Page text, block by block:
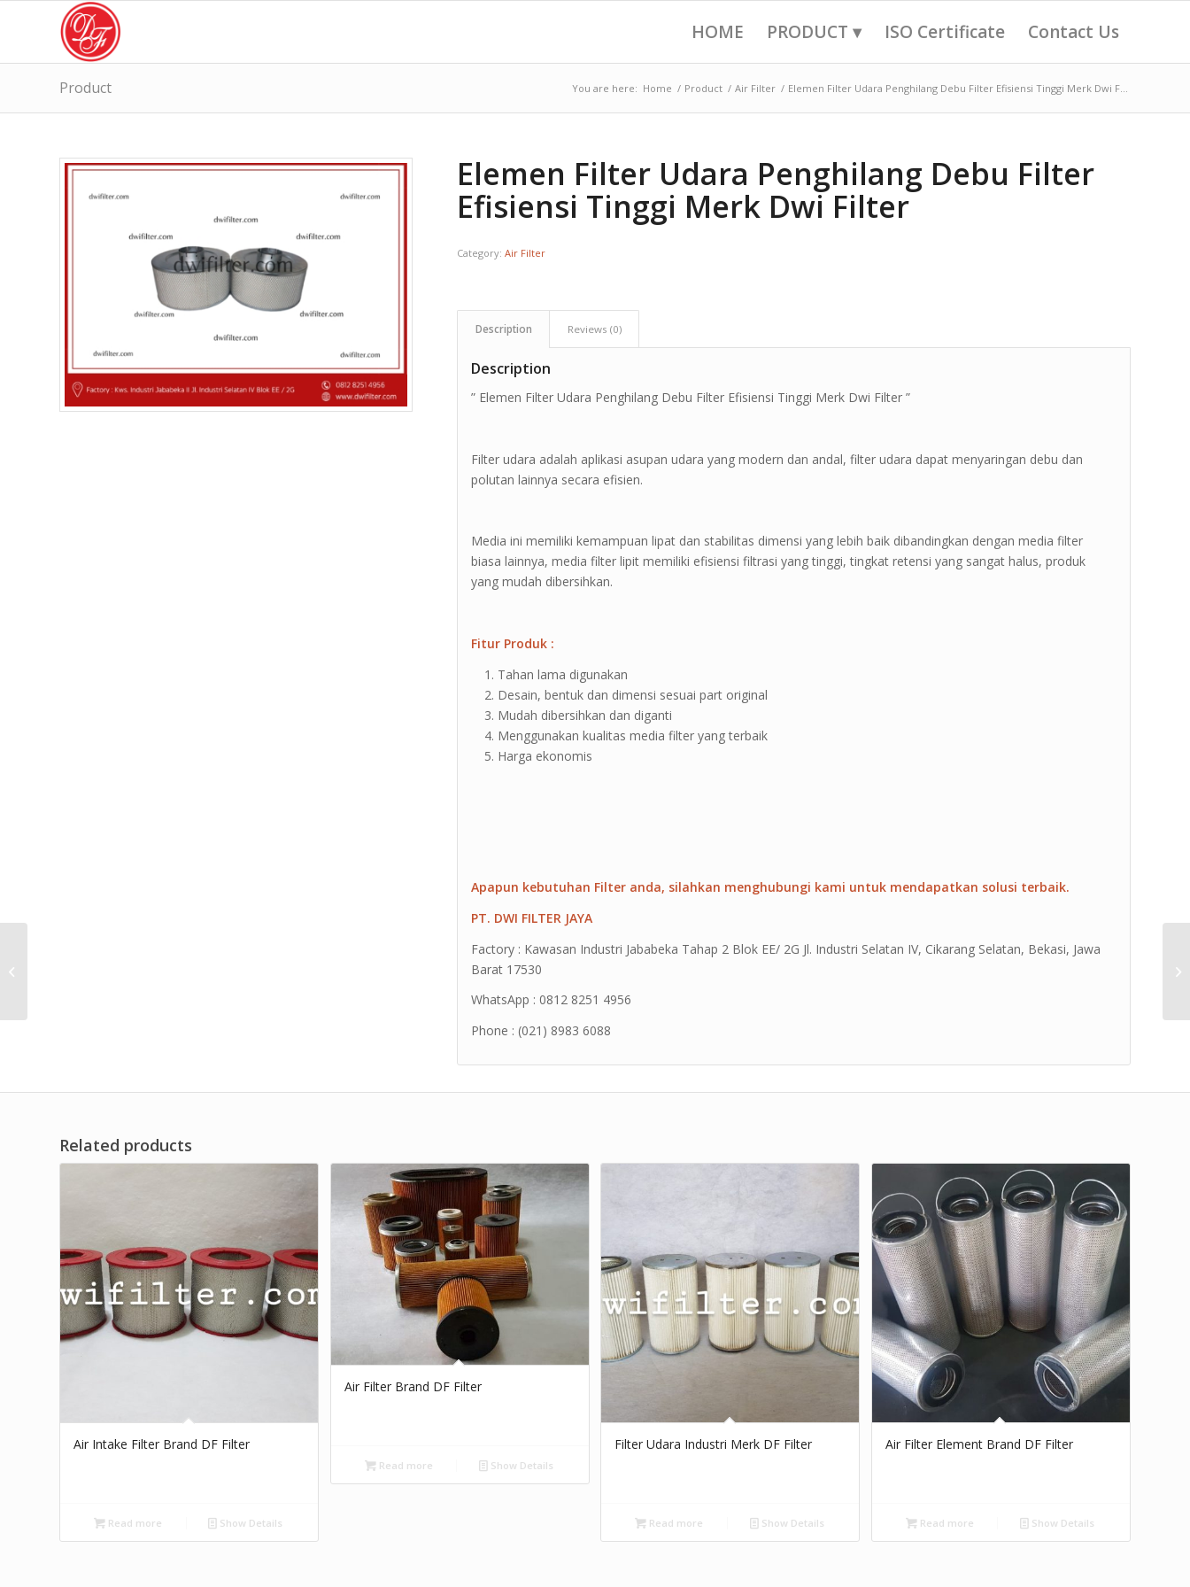
HOME PRODUCT ▾ ISO Certificate Contact Us
Product You are here: Home / Product / Air Filter / Elemen Filter Udara Penghilang Debu Filter Efisiensi Tinggi Merk Dwi F...
Elemen Filter Udara Penghilang Debu Filter
Efisiensi Tinggi Merk Dwi Filter
Category:Air Filter
Description Reviews (0)
Description
” Elemen Filter Udara Penghilang Debu Filter Efisiensi Tinggi Merk Dwi Filter ”
Filter udara adalah aplikasi asupan udara yang modern dan andal, filter udara dapat menyaringan debu dan
polutan lainnya secara efisien.
Media ini memiliki kemampuan lipat dan stabilitas dimensi yang lebih baik dibandingkan dengan media filter
biasa lainnya, media filter lipit memiliki efisiensi filtrasi yang tinggi, tingkat retensi yang sangat halus, produk
yang mudah dibersihkan.
Fitur Produk :
Tahan lama digunakan
Desain, bentuk dan dimensi sesuai part original
Mudah dibersihkan dan diganti
Menggunakan kualitas media filter yang terbaik
Harga ekonomis
Apapun kebutuhan Filter anda, silahkan menghubungi kami untuk mendapatkan solusi terbaik.
PT. DWI FILTER JAYA
Factory : Kawasan Industri Jababeka Tahap 2 Blok EE/ 2G Jl. Industri Selatan IV, Cikarang Selatan, Bekasi, Jawa
Barat 17530
WhatsApp : 0812 8251 4956
Phone : (021) 8983 6088
Related products
Air Intake Filter Brand DF Filter
Read more Show Details
Air Filter Brand DF Filter
Read more Show Details
Filter Udara Industri Merk DF Filter
Read more Show Details
Air Filter Element Brand DF Filter
Read more Show Details